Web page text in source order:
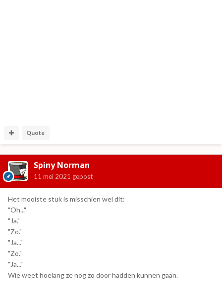
Quote
Spiny Norman
11 mei 2021 gepost
Het mooiste stuk is misschien wel dit:
"Oh..."
"Ja."
"Zo."
"Ja..."
"Zo."
"Ja..."
Wie weet hoelang ze nog zo door hadden kunnen gaan.